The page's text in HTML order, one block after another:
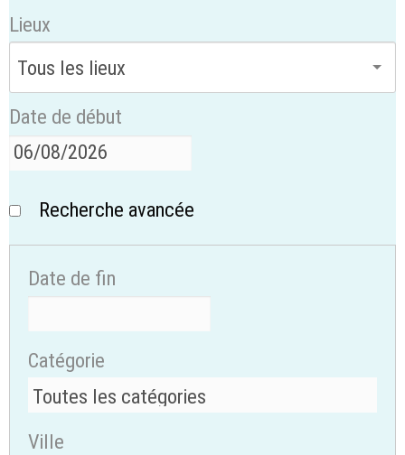
Lieux
Date de début
Recherche avancée
Date de fin
Catégorie
Ville